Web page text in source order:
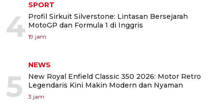
4
SPORT
Profil Sirkuit Silverstone: Lintasan Bersejarah
MotoGP dan Formula 1 di Inggris
19 jam
5
NEWS
New Royal Enfield Classic 350 2026: Motor Retro
Legendaris Kini Makin Modern dan Nyaman
3 jam